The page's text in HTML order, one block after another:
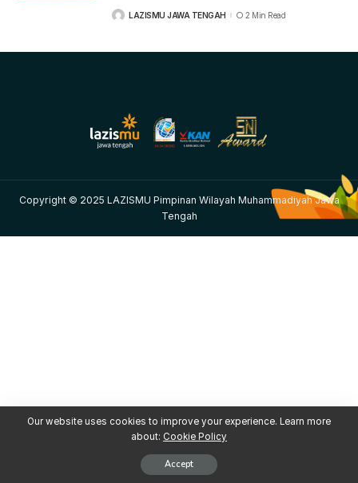
LAZISMU JAWA TENGAH 2 Min Read
Copyright © 2025 LAZISMU Pimpinan Wilayah Muhammadiyah Jawa
Tengah
Our website uses cookies to improve your experience. Learn more
about: Cookie Policy
Accept